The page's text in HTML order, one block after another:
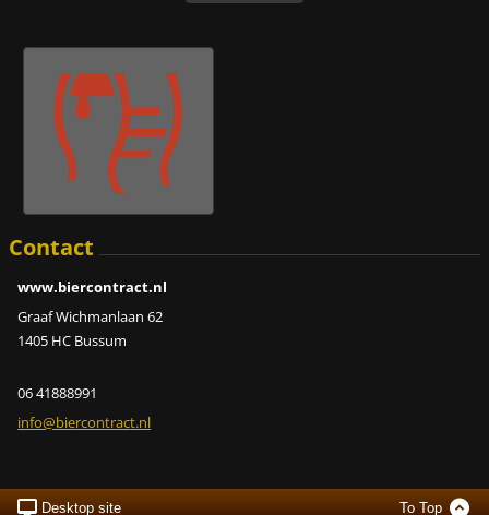
Contact
www.biercontract.nl
Graaf Wichmanlaan 62
1405 HC Bussum
06 41888991
info@biercontract.nl
Desktop site To Top